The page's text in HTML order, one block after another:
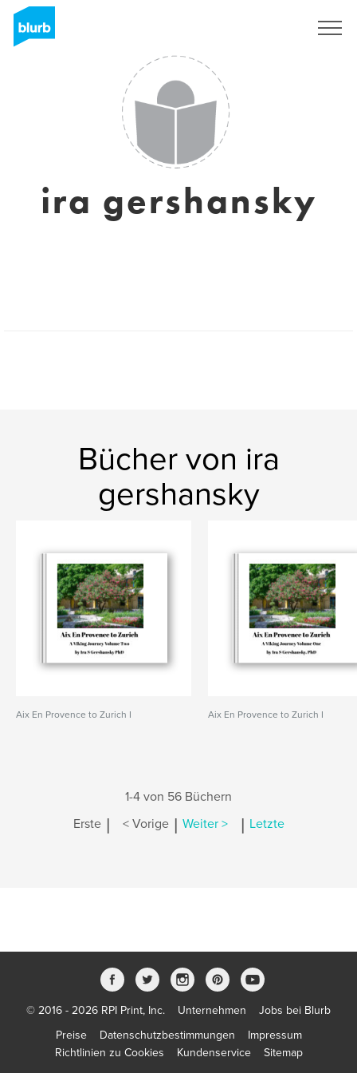
ira gershansky
Bücher von ira
gershansky
Aix En Provence to Zurich I Aix En Provence to Zurich I
1-4 von 56 Büchern
Erste | < Vorige | Weiter > | Letzte
© 2016 - 2026 RPI Print, Inc. Unternehmen
Jobs bei Blurb
Preise
Datenschutzbestimmungen
Impressum
Richtlinien zu Cookies
Kundenservice Sitemap